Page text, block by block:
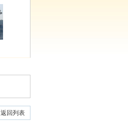
返回列表